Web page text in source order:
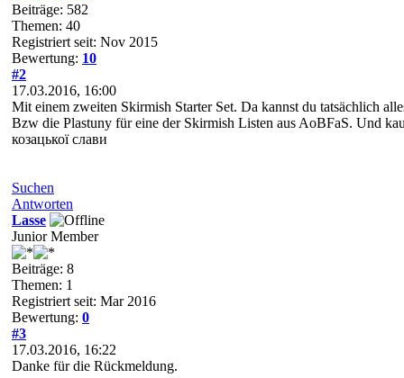
Beiträge: 582
Themen: 40
Registriert seit: Nov 2015
Bewertung: 10
#2
17.03.2016, 16:00
Mit einem zweiten Skirmish Starter Set. Da kannst du tatsächlich
Bzw die Plastuny für eine der Skirmish Listen aus AoBFaS. Und
козацької слави
Suchen
Antworten
Lasse
Junior Member
Beiträge: 8
Themen: 1
Registriert seit: Mar 2016
Bewertung: 0
#3
17.03.2016, 16:22
Danke für die Rückmeldung.